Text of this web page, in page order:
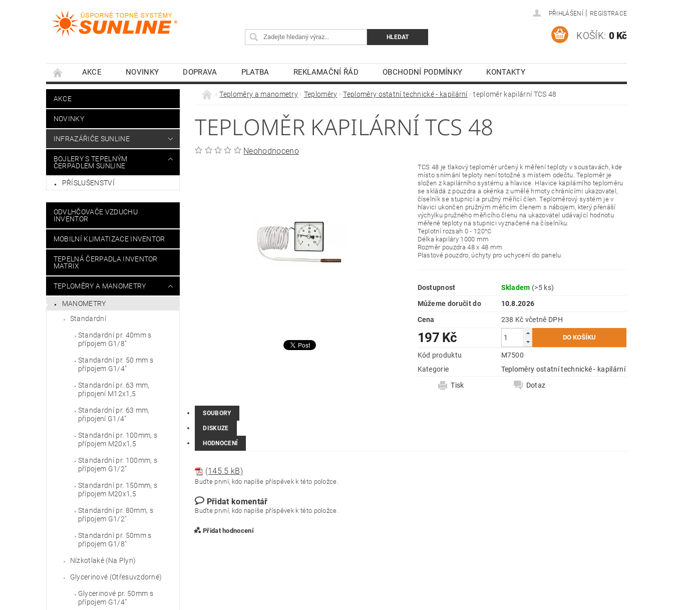
PŘIHLÁŠENÍ | REGISTRACE
KOŠÍK: 0 Kč
AKCE NOVINKY DOPRAVA PLATBA REKLAMAČNÍ ŘÁD OBCHODNÍ PODMÍNKY KONTAKTY
AKCE
NOVINKY
INFRAZÁŘIČE SUNLINE
BOJLERY S TEPELNÝM
ČERPADLEM SUNLINE
PŘÍSLUŠENSTVÍ
ODVLHČOVAČE VZDUCHU
INVENTOR
MOBILNÍ KLIMATIZACE INVENTOR
TEPELNÁ ČERPADLA INVENTOR
MATRIX
TEPLOMĚRY A MANOMETRY
MANOMETRY
Standardní
Standardní pr. 40mm s
přípojem G1/8"
Standardní pr. 50 mm s
přípojem G1/4"
Standardní pr. 63 mm,
připojení M12x1,5
Standardní pr. 63 mm,
připojení G1/4"
Standardní pr. 100mm, s
přípojem M20x1,5
Standardní pr. 100mm, s
přípojem G1/2"
Standardní pr. 150mm, s
přípojem M20x1,5
Standardní pr. 80mm, s
přípojem G1/2"
Standardní pr. 50mm s
přípojem G1/8"
Nízkotlaké (Na Plyn)
Glycerinové (Otřesuvzdorné)
Glycerinové pr. 50mm s
přípojem G1/4"
Teploměry a manometry Teploměry Teploměry ostatní technické - kapilární teploměr kapilární TCS 48
TEPLOMĚR KAPILÁRNÍ TCS 48
Neohodnoceno
TCS 48 je tlakový teploměr určený k měření teploty v soustavách, kde
místo snímání teploty není totožné s místem odečtu. Teploměr je
složen z kapilárního systému a hlavice. Hlavice kapilárního teploměru
se skládá z pouzdra a okénka z umělé hmoty chránícími ukazovatel,
číselník se stupnicí a pružný měřicí člen. Teploměrový systém je v
hlavici ukončen pružným měřicím členem s nábojem, který přenáší
výchylku pružného měřicího členu na ukazovatel udávající hodnotu
měřené teploty na stupnici vyznačené na číselníku.
Teplotní rozsah 0 - 120°C
Délka kapiláry 1000 mm
Rozměr pouzdra 48 x 48 mm
Plastové pouzdro, úchyty pro uchycení do panelu.
Dostupnost Skladem (>5 ks)
Můžeme doručit do
10.8.2026
Cena
238 Kč včetně DPH
197 Kč
Kód produktu
M7500
Kategorie
Teploměry ostatní technické - kapilární
Tisk
Dotaz
SOUBORY
DISKUZE
HODNOCENÍ
(145.5 kB)
Buďte první, kdo napíše příspěvek k této položce.
Přidat komentář
Buďte první, kdo napíše příspěvek k této položce.
Přidat hodnocení